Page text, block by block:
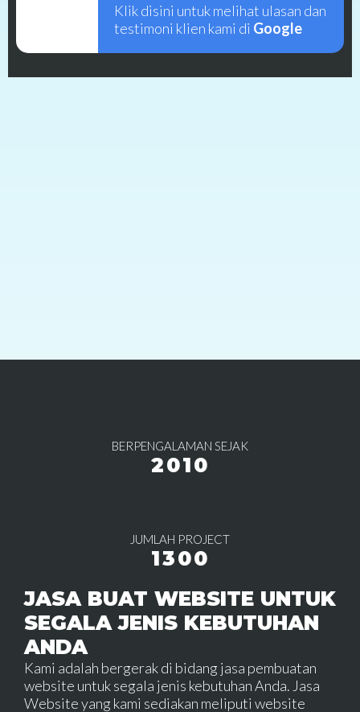
Klik disini untuk melihat ulasan dan
testimoni klien kami di Google
BERPENGALAMAN SEJAK
2010
JUMLAH PROJECT
1300
JASA BUAT WEBSITE UNTUK
SEGALA JENIS KEBUTUHAN
ANDA
Kami adalah bergerak di bidang jasa pembuatan
website untuk segala jenis kebutuhan Anda. Jasa
Website yang kami sediakan meliputi website